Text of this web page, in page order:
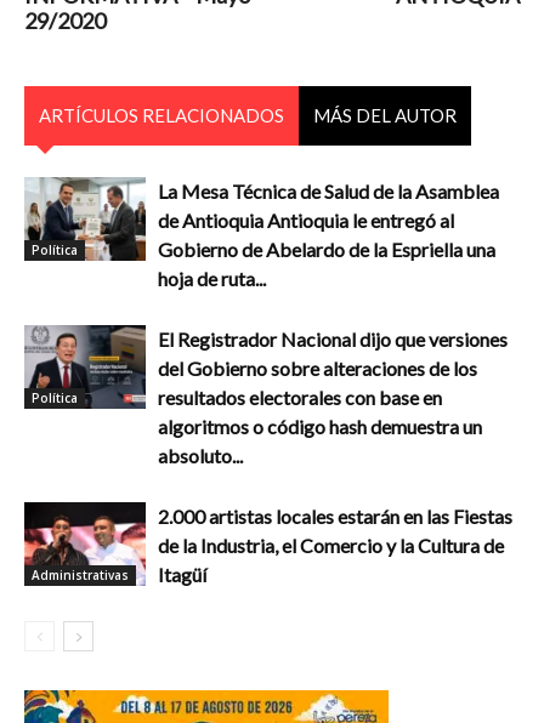
29/2020
ARTÍCULOS RELACIONADOS MÁS DEL AUTOR
Política
La Mesa Técnica de Salud de la Asamblea
de Antioquia Antioquia le entregó al
Gobierno de Abelardo de la Espriella una
hoja de ruta...
Política
El Registrador Nacional dijo que versiones
del Gobierno sobre alteraciones de los
resultados electorales con base en
algoritmos o código hash demuestra un
absoluto...
Administrativas
2.000 artistas locales estarán en las Fiestas
de la Industria, el Comercio y la Cultura de
Itagüí